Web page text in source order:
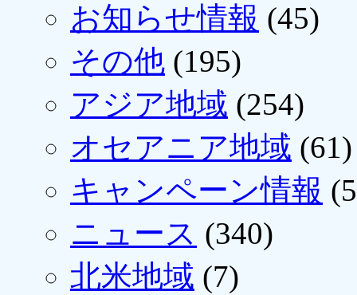
お知らせ情報 (45)
その他 (195)
アジア地域 (254)
オセアニア地域 (61)
キャンペーン情報
ニュース (340)
北米地域 (7)